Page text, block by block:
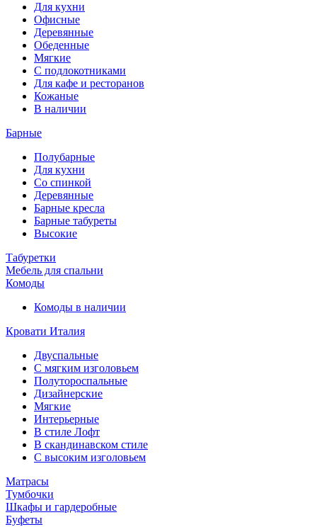
Для кухни
Офисные
Деревянные
Обеденные
Мягкие
С подлокотниками
Для кафе и ресторанов
Кожаные
В наличии
Барные
Полубарные
Для кухни
Со спинкой
Деревянные
Барные кресла
Барные табуреты
Высокие
Табуретки
Мебель для спальни
Комоды
Комоды в наличии
Кровати Италия
Двуспальные
С мягким изголовьем
Полутороспальные
Дизайнерские
Мягкие
Интерьерные
В стиле Лофт
В скандинавском стиле
С высоким изголовьем
Матрасы
Тумбочки
Шкафы и гардеробные
Буфеты